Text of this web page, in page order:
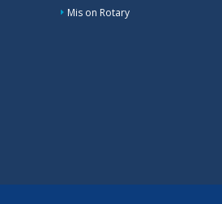
Mis on Rotary